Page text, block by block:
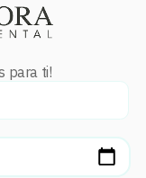
para ti!